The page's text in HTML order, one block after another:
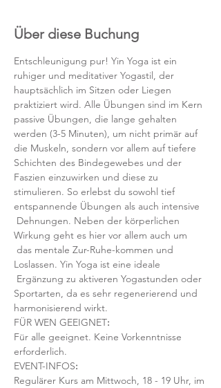
Über diese Buchung
Entschleunigung pur! Yin Yoga ist ein
ruhiger und meditativer Yogastil, der
hauptsächlich im Sitzen oder Liegen
praktiziert wird. Alle Übungen sind im Kern
passive Übungen, die lange gehalten
werden (3-5 Minuten), um nicht primär auf
die Muskeln, sondern vor allem auf tiefere
Schichten des Bindegewebes und der
Faszien einzuwirken und diese zu
stimulieren. So erlebst du sowohl tief
entspannende Übungen als auch intensive
Dehnungen. Neben der körperlichen
Wirkung geht es hier vor allem auch um
das mentale Zur-Ruhe-kommen und
Loslassen. Yin Yoga ist eine ideale
Ergänzung zu aktiveren Yogastunden oder
Sportarten, da es sehr regenerierend und
harmonisierend wirkt.
FÜR WEN GEEIGNET:
Für alle geeignet. Keine Vorkenntnisse
erforderlich.
EVENT-INFOS:
Regulärer Kurs am Mittwoch, 18 - 19 Uhr, im